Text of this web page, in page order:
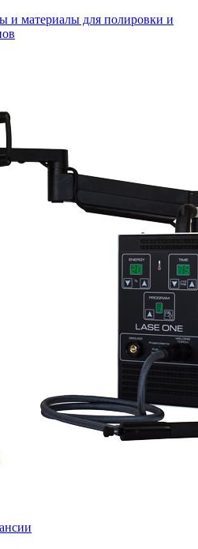
и материалы для полировки и